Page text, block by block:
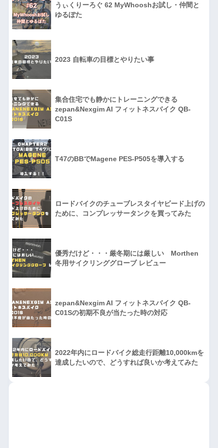
うぃくりーろぐ 62 MyWhooshお試し・仲間と
ゆるぽた
2023 自転車の目標とやりたい事
集合住宅でも静かにトレーニングできる
zepan&Nexgim AI フィットネスバイク QB-
C01S
T47のBBでMagene PES-P505を導入する
ロードバイクのチューブレスタイヤビード上げの
ために、コンプレッサータンクを買ってみた
優秀だけど・・・厳冬期には厳しい Morthen
冬用サイクリンググローブ レビュー
zepan&Nexgim AI フィットネスバイク QB-
C01Sの初期不良が当たった時の対応
2022年内にロードバイク総走行距離10,000kmを
達成したいので、どうすれば良いか考えてみた